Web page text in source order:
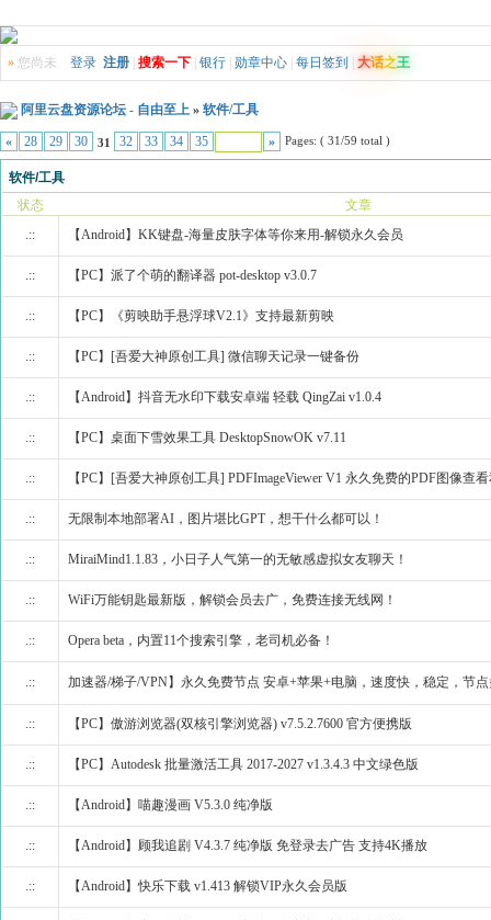
» 您尚未 登录 注册 搜索一下 银行 勋章中心 每日签到 大话之王
阿里云盘资源论坛 - 自由至上 » 软件/工具
« 28 29 30 31 32 33 34 35 » Pages: ( 31/59 total )
软件/工具
状态
文章
.::
【Android】KK键盘-海量皮肤字体等你来用-解锁永久会员
.:: 【PC】派了个萌的翻译器 pot-desktop v3.0.7
.:: 【PC】《剪映助手悬浮球V2.1》支持最新剪映
.:: 【PC】[吾爱大神原创工具] 微信聊天记录一键备份
.:: 【Android】抖音无水印下载安卓端 轻载 QingZai v1.0.4
.:: 【PC】桌面下雪效果工具 DesktopSnowOK v7.11
.:: 【PC】[吾爱大神原创工具] PDFImageViewer V1 永久免费的PDF图像查
.:: 无限制本地部署AI，图片堪比GPT，想干什么都可以！
.:: MiraiMind1.1.83，小日子人气第一的无敏感虚拟女友聊天！
.:: WiFi万能钥匙最新版，解锁会员去广，免费连接无线网！
.:: Opera beta，内置11个搜索引擎，老司机必备！
.:: 加速器/梯子/VPN】永久免费节点 安卓+苹果+电脑，速度快，稳定，节
.:: 【PC】傲游浏览器(双核引擎浏览器) v7.5.2.7600 官方便携版
.:: 【PC】Autodesk 批量激活工具 2017-2027 v1.3.4.3 中文绿色版
.:: 【Android】喵趣漫画 V5.3.0 纯净版
.:: 【Android】顾我追剧 V4.3.7 纯净版 免登录去广告 支持4K播放
.:: 【Android】快乐下载 v1.413 解锁VIP永久会员版